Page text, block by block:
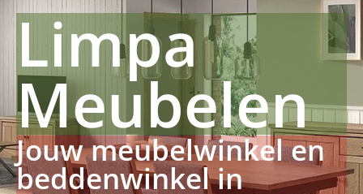
Limpa
Meubelen
Jouw meubelwinkel en
beddenwinkel in